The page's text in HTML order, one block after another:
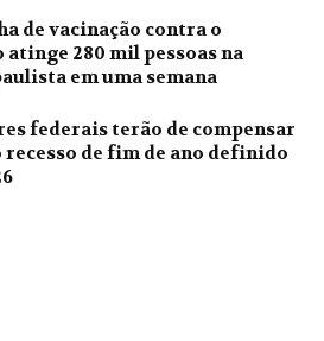
de vacinação contra o
atinge 280 mil pessoas na
em uma semana
federais terão de compensar
recesso de fim de ano definido